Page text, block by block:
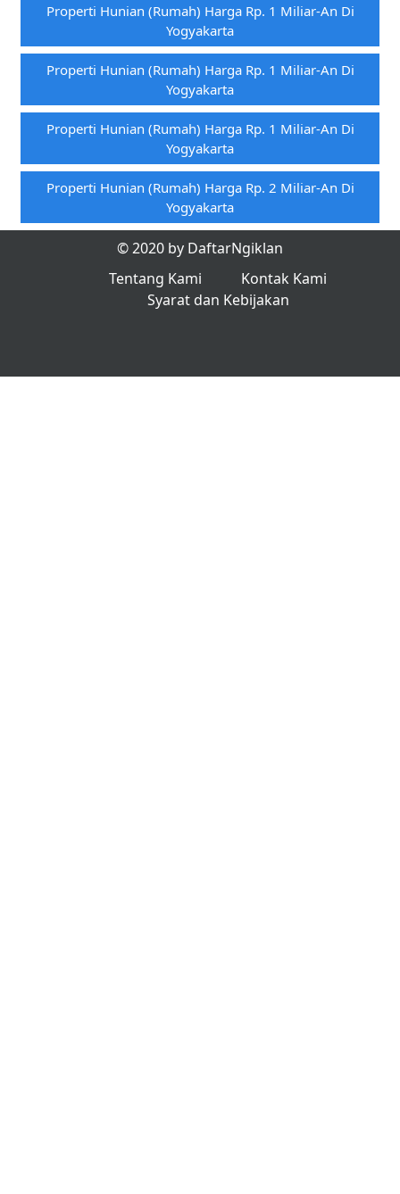
Properti Hunian (rumah) Harga Rp. 1 Miliar-An Di
Yogyakarta
Properti Hunian (rumah) Harga Rp. 1 Miliar-An Di
Yogyakarta
Properti Hunian (rumah) Harga Rp. 1 Miliar-An Di
Yogyakarta
Properti Hunian (rumah) Harga Rp. 2 Miliar-An Di
Yogyakarta
© 2020 by DaftarNgiklan
Tentang Kami
Kontak Kami
Syarat dan Kebijakan